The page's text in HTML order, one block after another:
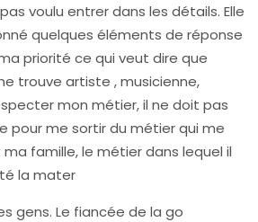
voulu entrer dans les détails. Elle
quelques éléments de réponse
priorité ce qui veut dire que
trouve artiste , musicienne,
mon métier, il ne doit pas
pour me sortir du métier qui me
famille, le métier dans lequel il
la mater
gens. Le fiancée de la go